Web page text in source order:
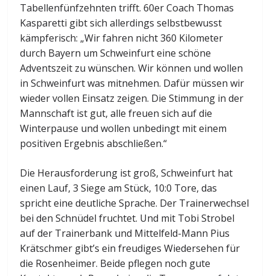
Tabellenfünfzehnten trifft. 60er Coach Thomas
Kasparetti gibt sich allerdings selbstbewusst
kämpferisch: „Wir fahren nicht 360 Kilometer
durch Bayern um Schweinfurt eine schöne
Adventszeit zu wünschen. Wir können und wollen
in Schweinfurt was mitnehmen. Dafür müssen wir
wieder vollen Einsatz zeigen. Die Stimmung in der
Mannschaft ist gut, alle freuen sich auf die
Winterpause und wollen unbedingt mit einem
positiven Ergebnis abschließen.“
Die Herausforderung ist groß, Schweinfurt hat
einen Lauf, 3 Siege am Stück, 10:0 Tore, das
spricht eine deutliche Sprache. Der Trainerwechsel
bei den Schnüdel fruchtet. Und mit Tobi Strobel
auf der Trainerbank und Mittelfeld-Mann Pius
Krätschmer gibt’s ein freudiges Wiedersehen für
die Rosenheimer. Beide pflegen noch gute